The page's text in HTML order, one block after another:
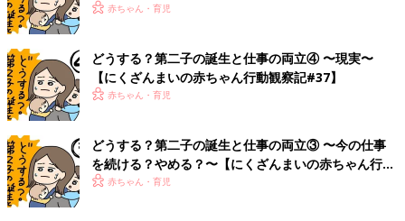
赤ちゃん・育児
どうする？第二子の誕生と仕事の両立④ 〜現実〜
【にくざんまいの赤ちゃん行動観察記#37】
赤ちゃん・育児
どうする？第二子の誕生と仕事の両立③ 〜今の仕事
を続ける？やめる？〜【にくざんまいの赤ちゃん行動
観察記#36】
赤ちゃん・育児